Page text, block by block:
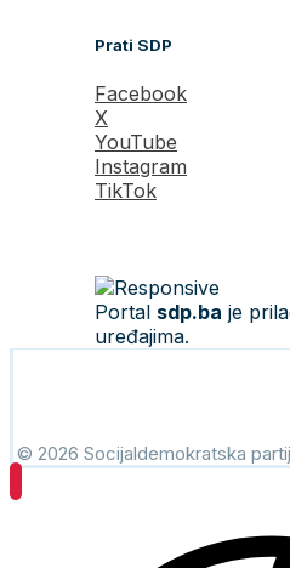
Prati SDP
Facebook
X
YouTube
Instagram
TikTok
Portal sdp.ba je
uređajima.
© 2026 Socijaldemokratska